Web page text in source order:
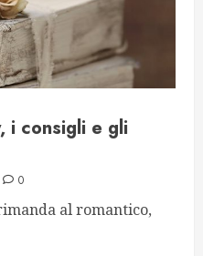
i consigli e gli
0
al romantico,